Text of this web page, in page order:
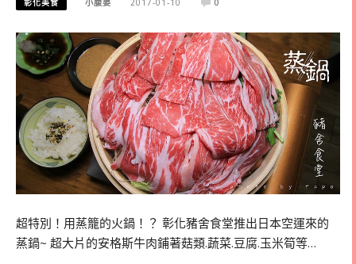
彰化美食 小腹婆 2017-01-10 0
超特別！用蒸籠的火鍋！？ 彰化豬舍食堂推出日本空運來的
蒸鍋~ 超大片的安格斯牛肉鋪著菇類.蔬菜.豆腐.玉米筍等…